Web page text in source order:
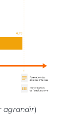
agrandir)